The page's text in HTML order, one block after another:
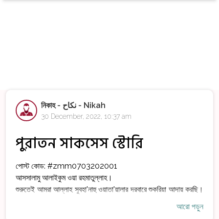
নিকাহ - نكاح - Nikah
30 December, 2022, 10:37 am
পুরাতন সাকসেস স্টোরি
পোস্ট কোড: #zmm0703202001
আসসালামু আলাইকুম ওয়া রহমাতুল্লাহ।
শুরুতেই আমরা আল্লাহ সুবহা'নাহু ওয়াতা'য়ালার দরবারে শুকরিয়া আদায় করছি।
জ্ঞাপন করছি। আল্লাহ পাকের অশেষ মেহেরবানীতে এবং নিকাহ গ্রুপের
আরো পড়ুন